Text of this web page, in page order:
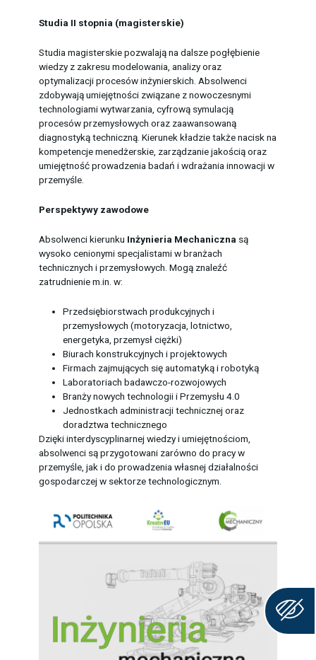
Studia II stopnia (magisterskie)
Studia magisterskie pozwalają na dalsze pogłębienie
wiedzy z zakresu modelowania, analizy oraz
optymalizacji procesów inżynierskich. Absolwenci
zdobywają umiejętności związane z nowoczesnymi
technologiami wytwarzania, cyfrową symulacją
procesów przemysłowych oraz zaawansowaną
diagnostyką techniczną. Kierunek kładzie także nacisk na
kompetencje menedżerskie, zarządzanie jakością oraz
umiejętność prowadzenia badań i wdrażania innowacji w
przemyśle.
Perspektywy zawodowe
Absolwenci kierunku Inżynieria Mechaniczna są
wysoko cenionymi specjalistami w branżach
technicznych i przemysłowych. Mogą znaleźć
zatrudnienie m.in. w:
Przedsiębiorstwach produkcyjnych i
przemysłowych (motoryzacja, lotnictwo,
energetyka, przemysł ciężki)
Biurach konstrukcyjnych i projektowych
Firmach zajmujących się automatyką i robotyką
Laboratoriach badawczo-rozwojowych
Branży nowych technologii i Przemysłu 4.0
Jednostkach administracji technicznej oraz
doradztwa technicznego
Dzięki interdyscyplinarnej wiedzy i umiejętnościom,
absolwenci są przygotowani zarówno do pracy w
przemyśle, jak i do prowadzenia własnej działalności
gospodarczej w sektorze technologicznym.